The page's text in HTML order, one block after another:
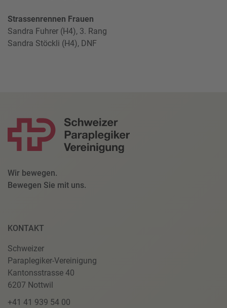
Strassenrennen Frauen
Sandra Fuhrer (H4), 3. Rang
Sandra Stöckli (H4), DNF
Wir bewegen.
Bewegen Sie mit uns.
KONTAKT
Schweizer
Paraplegiker-Vereinigung
Kantonsstrasse 40
6207 Nottwil
+41 41 939 54 00